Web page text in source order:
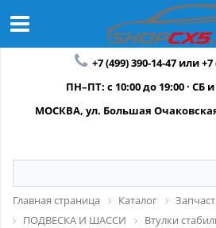
+7 (499) 390-14-47 или +7
ПН–ПТ: с 10:00 до 19:00 · СБ
МОСКВА, ул. Большая
Главная страница Каталог
ПОДВЕСКА И ШАССИ
Втулки